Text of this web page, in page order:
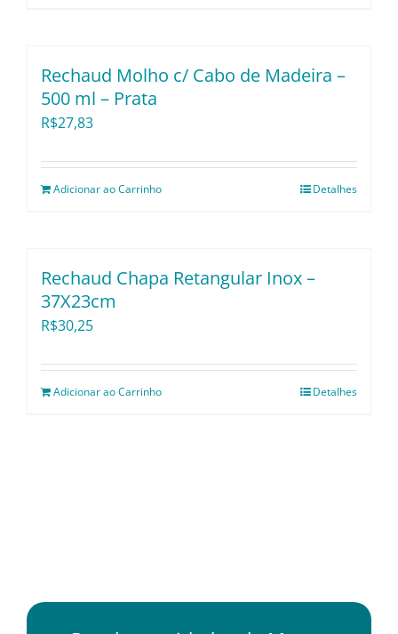
Rechaud Molho c/ Cabo de Madeira –
500 ml – Prata
R$27,83
Adicionar ao Carrinho Detalhes
Rechaud Chapa Retangular Inox –
37X23cm
R$30,25
Adicionar ao Carrinho Detalhes